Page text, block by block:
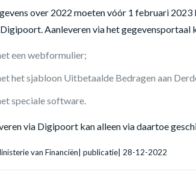
over 2022 moeten vóór 1 februari
Aanleveren via het gegevensportaal
een webformulier;
het sjabloon Uitbetaalde Bedragen aan
speciale software.
via Digipoort kan alleen via daartoe
van Financiën| publicatie| 28-12-2022